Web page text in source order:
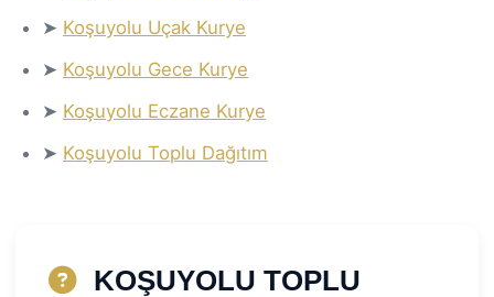
➤ Koşuyolu Uçak Kurye
➤ Koşuyolu Gece Kurye
➤ Koşuyolu Eczane Kurye
➤ Koşuyolu Toplu Dağıtım
KOŞUYOLU TOPLU